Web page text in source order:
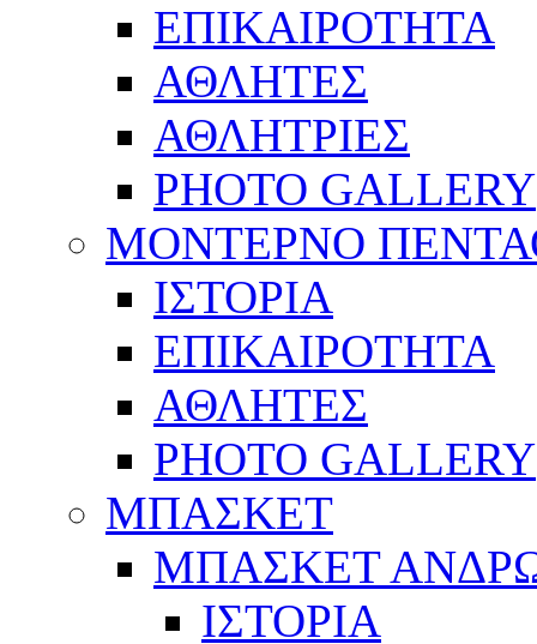
ΕΠΙΚΑΙΡΟΤΗΤΑ
ΑΘΛΗΤΕΣ
ΑΘΛΗΤΡΙΕΣ
PHOTO GALLERY
ΜΟΝΤΕΡΝΟ
ΙΣΤΟΡΙΑ
ΕΠΙΚΑΙΡΟΤΗΤΑ
ΑΘΛΗΤΕΣ
PHOTO GALLERY
ΜΠΑΣΚΕΤ
ΜΠΑΣΚΕΤ
ΙΣΤΟΡΙΑ